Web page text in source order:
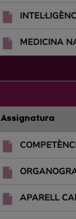
MEDICINA
Assignatura
APARELL